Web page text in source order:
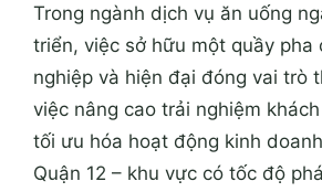
Trong ngành dịch vụ ăn uống
triển, việc sở hữu một quầy pha
nghiệp và hiện đại đóng vai trò
việc nâng cao trải nghiệm
tối ưu hóa hoạt động kinh
Quận 12 – khu vực có tốc độ